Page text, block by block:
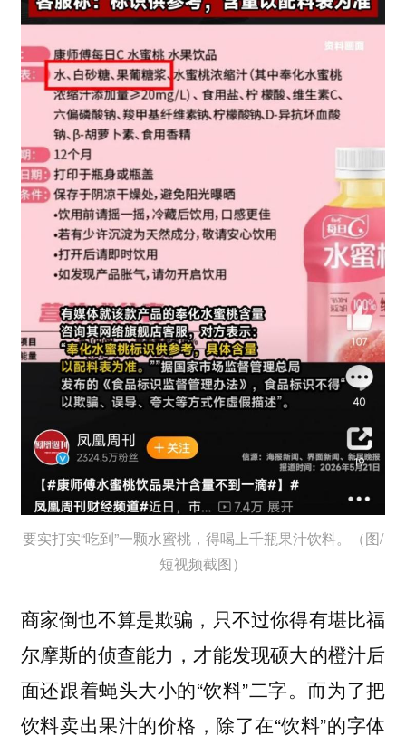
要实打实“吃到”一颗水蜜桃，得喝上千瓶果汁饮料。（图/
短视频截图）
商家倒也不算是欺骗，只不过你得有堪比福
尔摩斯的侦查能力，才能发现硕大的橙汁后
面还跟着蝇头大小的“饮料”二字。而为了把
饮料卖出果汁的价格，除了在“饮料”的字体